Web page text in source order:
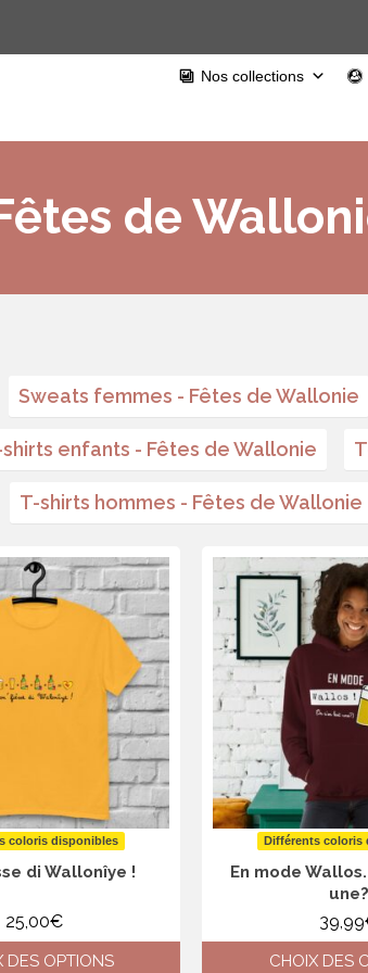
Nos collections
de
Sweats femmes - Fêtes de Wallonie
enfants - Fêtes de Wallonie
T-shirts hommes - Fêtes de Wallonie
coloris disponibles
di Wallonîye !
25,00€
DES OPTIONS
Différents coloris
En mode
une?
39,99
CHOIX DES